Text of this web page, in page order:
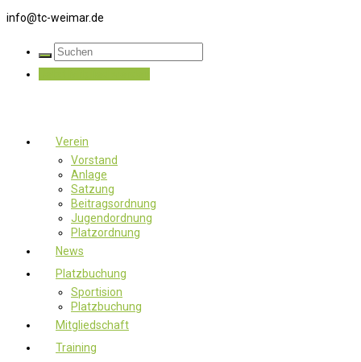
info@tc-weimar.de
Verein
Vorstand
Anlage
Satzung
Beitragsordnung
Jugendordnung
Platzordnung
News
Platzbuchung
Sportision
Platzbuchung
Mitgliedschaft
Training